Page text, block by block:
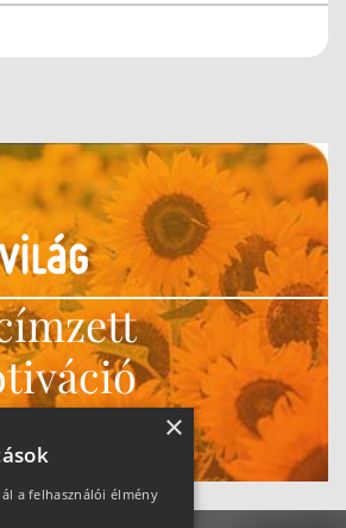
le!
×
a felhasználói élmény